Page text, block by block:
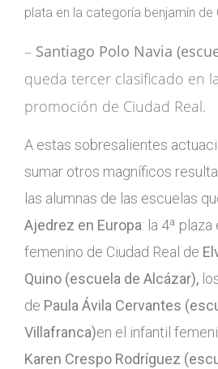
plata en la categoría benjamín de
– Santiago Polo Navia
queda tercer clasificado en
promoción de Ciudad Real.
A estas sobresalientes
sumar otros magníficos
las alumnas de las escuelas
Ajedrez en Europa: la 4ª plaza
femenino de Ciudad Real de
Quino (escuela de Alcázar),
de Paula Ávila Cervantes
Villafranca)en el infantil
Karen Crespo Rodríguez